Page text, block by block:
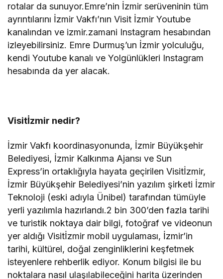
rotalar da sunuyor.Emre’nin İzmir serüveninin tüm
ayrıntılarını İzmir Vakfı’nın Visit İzmir Youtube
kanalından ve izmir.zamani Instagram hesabından
izleyebilirsiniz. Emre Durmuş’un İzmir yolculuğu,
kendi Youtube kanalı ve Yolgünlükleri Instagram
hesabında da yer alacak.
Visitİzmir nedir?
İzmir Vakfı koordinasyonunda, İzmir Büyükşehir
Belediyesi, İzmir Kalkınma Ajansı ve Sun
Express’in ortaklığıyla hayata geçirilen Visitİzmir,
İzmir Büyükşehir Belediyesi’nin yazılım şirketi İzmir
Teknoloji (eski adıyla Ünibel) tarafından tümüyle
yerli yazılımla hazırlandı.2 bin 300’den fazla tarihi
ve turistik noktaya dair bilgi, fotoğraf ve videonun
yer aldığı Visitİzmir mobil uygulaması, İzmir’in
tarihi, kültürel, doğal zenginliklerini keşfetmek
isteyenlere rehberlik ediyor. Konum bilgisi ile bu
noktalara nasıl ulaşılabileceğini harita üzerinden